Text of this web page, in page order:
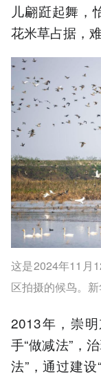
儿翩跹起舞，
花米草占据，
这是2024年11月
区拍摄的候鸟。
2013年，崇
手“做减法”，
法”，通过建